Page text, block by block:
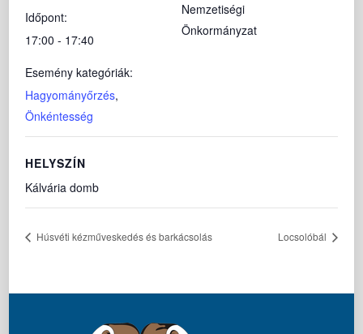
Időpont:
17:00 - 17:40
Esemény kategóriák:
Hagyományőrzés,
Önkéntesség
Nemzetiségi
Önkormányzat
HELYSZÍN
Kálvária domb
Húsvéti kézműveskedés és barkácsolás Locsolóbál